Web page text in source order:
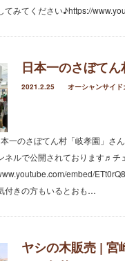
てみてください♪https://
日本一のさぼてん
2021.2.25 オーシャンサイ
一のさぼてん村「岐孝園」さ
ネルで公開されております♬
embed/
付きの方もいるとおも…
ヤシの木販売 | 宮
9月
月
月
月
月
3月
2月
1月
12月
10月
月